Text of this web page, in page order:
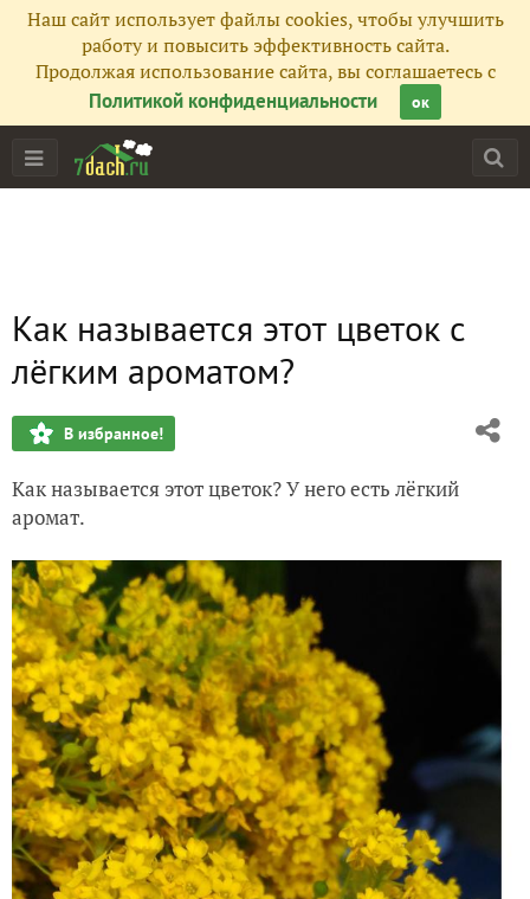
Наш сайт использует файлы cookies, чтобы улучшить
работу и повысить эффективность сайта.
Продолжая использование сайта, вы соглашаетесь с
Политикой конфиденциальности
ок
Как называется этот цветок с
лёгким ароматом?
В избранное!
Как называется этот цветок? У него есть лёгкий
аромат.